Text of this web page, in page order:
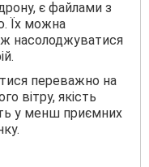
є файлами з
Їх можна
насолоджуватися
переважно на
вітру, якість
у менш приємних